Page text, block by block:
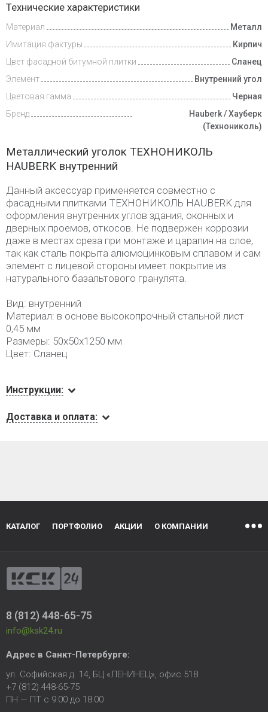
Доставка
и оплата
Технические характеристики
Материал
Металл
Имитация фактуры
Кирпич
Цвет фасадной битумной плитки
Сланец
Элемент
Внутренний угол
Цветовая гамма
Черная
Бренд
Hauberk / Хауберк
(Технониколь)
Металлический уголок ТЕХНОНИКОЛЬ
HAUBERK внутренний
Данный аксессуар применяется совместно с
фасадными плитками ТЕХНОНИКОЛЬ HAUBERK для
оформления внутренних углов здания, оконных и
дверных проемов, откосов. Не подвержен коррозии
даже в местах среза при монтаже и царапин на слое,
так как сталь покрыта алюмоцинковым сплавом и сам
элемент с лицевой стороны имеет покрытие из
натурального базальтового гранулята.
Вид: внутренний
Материал: в основе высокопрочный стальной лист
0,45 мм
Размеры: 50х50х1250 мм
Цвет: Сланец
Инструкции:
Доставка и оплата:
КАТАЛОГ ПОРТФОЛИО АКЦИИ О КОМПАНИИ
8 (812) 448-65-75
info@ksk24.ru
Адрес в Санкт-Петербурге:
ул. Софийская д. 14, БЦ «ЛЕНИНЕЦ», офис 518
+7 (812) 448-65-75
ПН — ПТ с 9:00 до 18:00